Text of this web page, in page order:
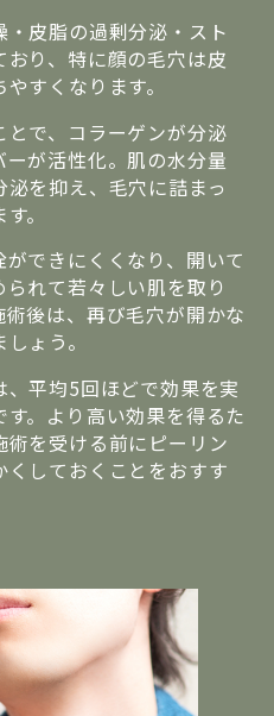
皮脂の過剰分泌・スト
り、特に顔の毛穴は皮
すくなります。
で、コラーゲンが分泌
が活性化。肌の水分量
を抑え、毛穴に詰まっ
。
できにくくなり、開いて
れて若々しい肌を取り
後は、再び毛穴が開かな
ょう。
平均5回ほどで効果を実
。より高い効果を得るた
を受ける前にピーリン
しておくことをおすす